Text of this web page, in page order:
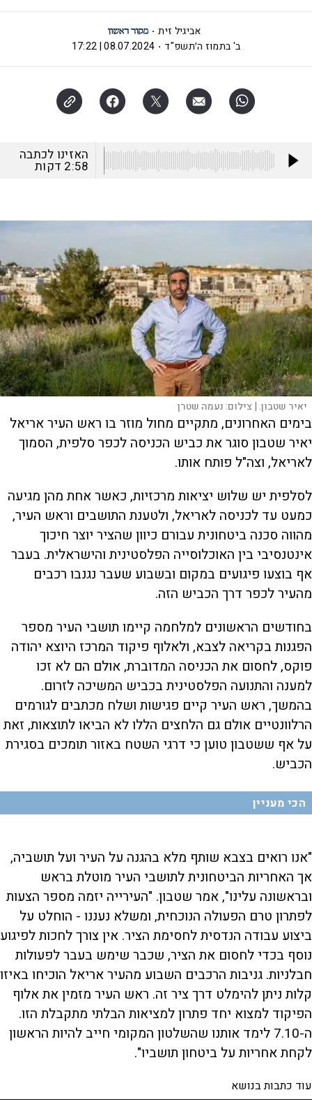
אביגיל זית
ב' בתמוז ה׳תשפ"ד
08.07.2024 | 17:22
האזינו לכתבה
2:58 דקות
יאיר שטבון. | צילום:נעמה שטרן
בימים האחרונים, מתקיים מחול מוזר בו ראש העיר אריאל
יאיר שטבון סוגר את כביש הכניסה לכפר סלפית, הסמוך
לאריאל, וצה"ל פותח אותו.
לסלפית יש שלוש יציאות מרכזיות, כאשר אחת מהן מגיעה
כמעט עד לכניסה לאריאל, ולטענת התושבים וראש העיר,
מהווה סכנה ביטחונית עבורם כיוון שהציר יוצר חיכוך
אינטנסיבי בין האוכלוסייה הפלסטינית והישראלית. בעבר
אף בוצעו פיגועים במקום ובשבוע שעבר נגנבו רכבים
מהעיר לכפר דרך הכביש הזה.
בחודשים הראשונים למלחמה קיימו תושבי העיר מספר
הפגנות בקריאה לצבא, ולאלוף פיקוד המרכז היוצא יהודה
פוקס, לחסום את הכניסה המדוברת, אולם הם לא זכו
למענה והתנועה הפלסטינית בכביש המשיכה לזרום.
בהמשך, ראש העיר קיים פגישות ושלח מכתבים לגורמים
הרלוונטיים אולם גם הלחצים הללו לא הביאו לתוצאות, זאת
על אף ששטבון טוען כי דרגי השטח באזור תומכים בסגירת
הכביש.
הכי מעניין
"אנו רואים בצבא שותף מלא בהגנה על העיר ועל תושביה,
אך האחריות הביטחונית לתושבי העיר מוטלת בראש
ובראשונה עלינו", אמר שטבון. "העירייה יזמה מספר הצעות
לפתרון טרם הפעולה הנוכחית, ומשלא נעננו - הוחלט על
ביצוע עבודה הנדסית לחסימת הציר. אין צורך לחכות לפיגוע
נוסף בכדי לחסום את הציר, שכבר שימש בעבר לפעולות
חבלניות. גניבות הרכבים השבוע מהעיר אריאל הוכיחו באיזו
קלות ניתן להימלט דרך ציר זה. ראש העיר מזמין את אלוף
הפיקוד למצוא יחד פתרון למציאות הבלתי מתקבלת הזו.
ה-7.10 לימד אותנו שהשלטון המקומי חייב להיות הראשון
לקחת אחריות על ביטחון תושביו".
עוד כתבות בנושא